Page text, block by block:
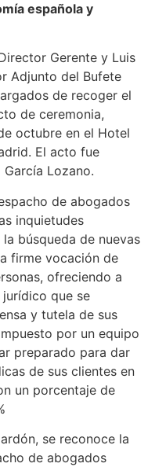
española y
Gerente y Luis
Adjunto del Bufete
de recoger el
de ceremonia,
octubre en el Hotel
El acto fue
Lozano.
de abogados
inquietudes
búsqueda de nuevas
firme vocación de
ofreciendo a
que se
y tutela de sus
por un equipo
preparado para dar
de sus clientes en
un porcentaje de
se reconoce la
de abogados